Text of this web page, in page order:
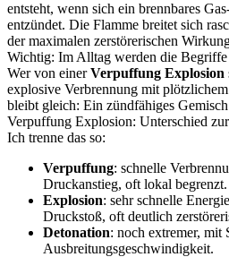
entsteht, wenn sich ein brennbares
entzündet. Die Flamme breitet sich
der maximalen zerstörerischen
Wichtig: Im Alltag werden die
Wer von einerVerpuffung Explosion
explosive Verbrennung mit
bleibt gleich: Ein zündfähiges
Verpuffung Explosion: Unterschied
Ich trenne das so:
Verpuffung: schnelle
Druckanstieg, oft lokal begrenzt.
Explosion: sehr schnelle
Druckstoß, oft deutlich
Detonation: noch extremer, mit
Ausbreitungsgeschwindigkeit.